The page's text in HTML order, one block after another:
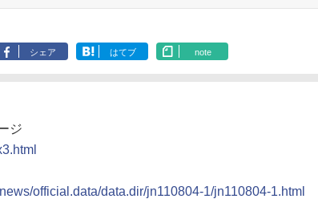
シェア はてブ note
ジ
official.data/data.dir/jn110804-1/jn110804-1.html